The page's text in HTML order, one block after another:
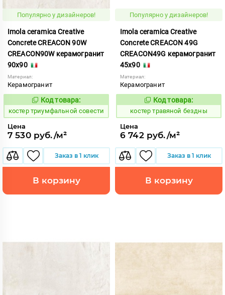
Популярно у дизайнеров!
Imola ceramica Creative
Concrete CREACON 90W
CREACON90W керамогранит
90x90
Материал:
Керамогранит
809898
Код товара:
костер триумфальной совести
Цена
7 530 руб./м²
Заказ в 1 клик
В корзину
Популярно у дизайнеров!
Imola ceramica Creative
Concrete CREACON 49G
CREACON49G керамогранит
45x90
Материал:
Керамогранит
809752
Код товара:
костер травяной бездны
Цена
6 742 руб./м²
Заказ в 1 клик
В корзину